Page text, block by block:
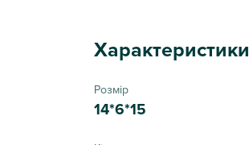
Характеристики
Розмір
14*6*15